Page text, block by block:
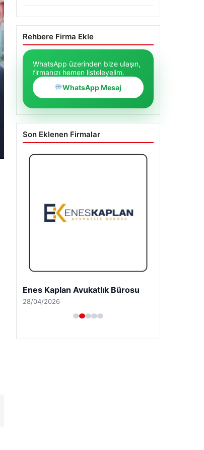
Rehbere Firma Ekle
WhatsApp üzerinden bize ulaşın,
firmanızı hemen listeleyelim.
WhatsApp Mesaj
Son Eklenen Firmalar
Enes Kaplan Avukatlık Bürosu
28/04/2026